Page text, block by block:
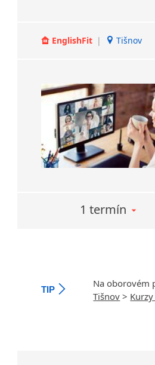
EnglishFit | Tišnov
1 termín
TIP
Na oborovém
Tišnov >